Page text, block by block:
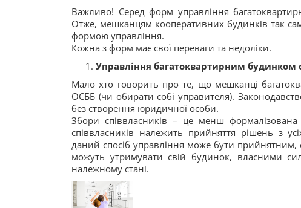
Важливо! Серед форм управління
Отже, мешканцям кооперативних будинків так
формою управління.
Кожна з форм має свої переваги та недоліки.
Управління багатоквартирним
Мало хто говорить про те, що мешканці
ОСББ (чи обирати собі управителя).
без створення юридичної особи.
Збори співвласників – це менш
співвласників належить прийняття рішень з
даний спосіб управління може бути
можуть утримувати свій будинок, власними
належному стані.